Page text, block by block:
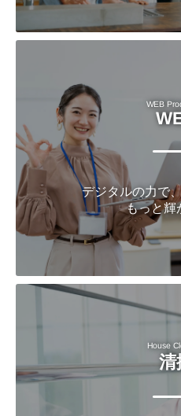
WEB
デジタルの力で
もっと輝
House
清